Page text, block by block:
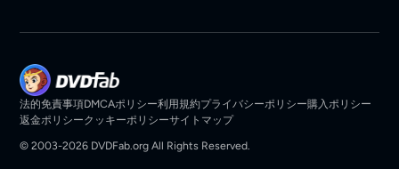
法的免責事項DMCAポリシー利用規約プライバシーポリシー購入ポリシー
返金ポリシークッキーポリシーサイトマップ
© 2003-2026 DVDFab.org All Rights Reserved.